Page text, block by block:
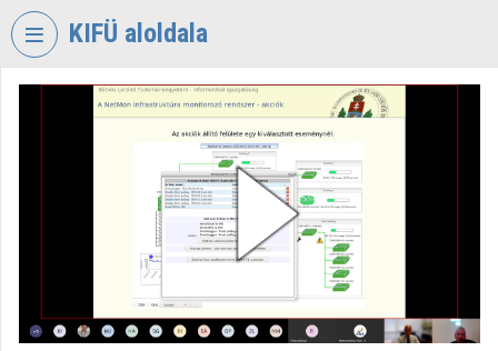
Fejléc kihagyása
KIFÜ aloldala
VIDEOTORIUM
Intézményi kezdőlap
Bejelentkezés